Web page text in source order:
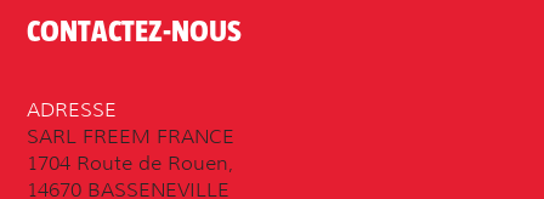
CONTACTEZ-NOUS
ADRESSE
SARL FREEM FRANCE
1704 Route de Rouen,
14670 BASSENEVILLE